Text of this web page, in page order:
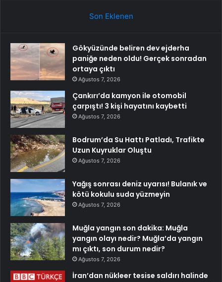
Son Eklenen
Gökyüzünde beliren dev ejderha
paniğe neden oldu! Gerçek sonradan
ortaya çıktı
Ağustos 7, 2026
Çankırı’da kamyon ile otomobil
çarpıştı! 3 kişi hayatını kaybetti
Ağustos 7, 2026
Bodrum’da Su Hattı Patladı, Trafikte
Uzun Kuyruklar Oluştu
Ağustos 7, 2026
Yağış sonrası deniz uyarısı! Bulanık ve
kötü kokulu suda yüzmeyin
Ağustos 7, 2026
Muğla yangın son dakika: Muğla
yangın olayı nedir? Muğla’da yangın
mı çıktı, son durum nedir?
Ağustos 7, 2026
İran’dan nükleer tesise saldırı halinde